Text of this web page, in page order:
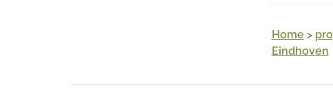
Home >
Eindhoven